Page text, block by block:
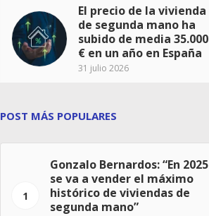
El precio de la vivienda
de segunda mano ha
subido de media 35.000
€ en un año en España
31 julio 2026
POST MÁS POPULARES
1
Gonzalo Bernardos: “En 2025
se va a vender el máximo
histórico de viviendas de
segunda mano”